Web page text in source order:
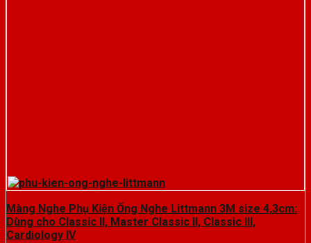
Màng Nghe Phụ Kiện Ống Nghe Littmann 3M size 4,3cm:
Dùng cho Classic II, Master Classic II, Classic III,
Cardiology IV